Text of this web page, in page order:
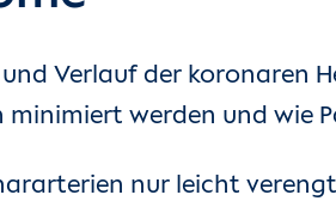
Verlauf der koronaren
minimiert werden und wie
nur leicht